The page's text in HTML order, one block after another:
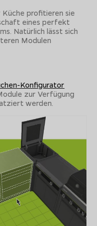
profitieren sie
eines perfekt
Natürlich lässt sich
Modulen
Konfigurator
zur Verfügung
werden.